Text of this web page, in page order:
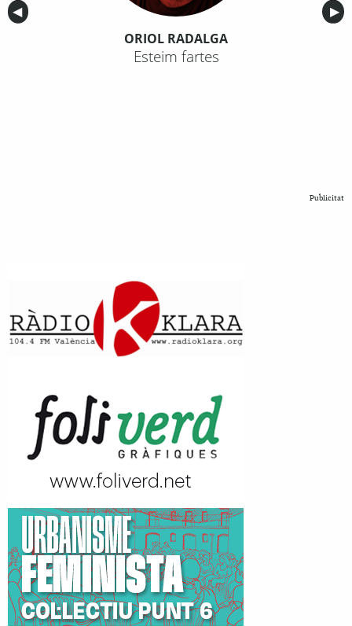
Anterior
◀︎ ▶︎
ORIOL RADALGA
Esteim fartes
Publicitat